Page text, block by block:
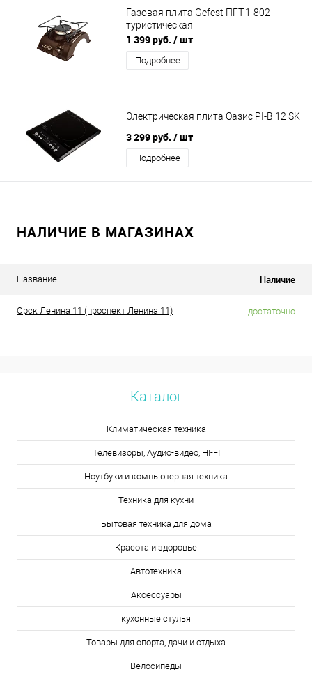
Газовая плита Gefest ПГТ-1-802
туристическая
1 399 руб. / шт
Подробнее
Электрическая плита Оазис PI-B 12 SK
3 299 руб. / шт
Подробнее
НАЛИЧИЕ В МАГАЗИНАХ
Название Наличие
Орск Ленина 11 (проспект Ленина 11) достаточно
Каталог
Климатическая техника
Телевизоры, Аудио-видео, HI-FI
Ноутбуки и компьютерная техника
Техника для кухни
Бытовая техника для дома
Красота и здоровье
Автотехника
Аксессуары
кухонные стулья
Товары для спорта, дачи и отдыха
Велосипеды